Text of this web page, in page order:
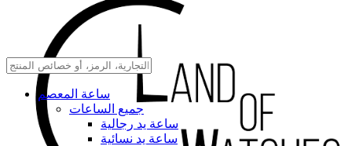
ساعة المعصم
جميع الساعات
ساعة يد رجالية
ساعة يد نسائية